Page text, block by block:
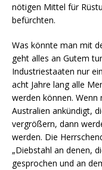
nötigen Mittel für
befürchten.
Was könnte man mit
geht alles an Gutem
Industriestaaten nur
acht Jahre lang alle
werden können.
Australien ankündigt,
vergrößern, dann
werden. Die
„Diebstahl an denen,
gesprochen und an